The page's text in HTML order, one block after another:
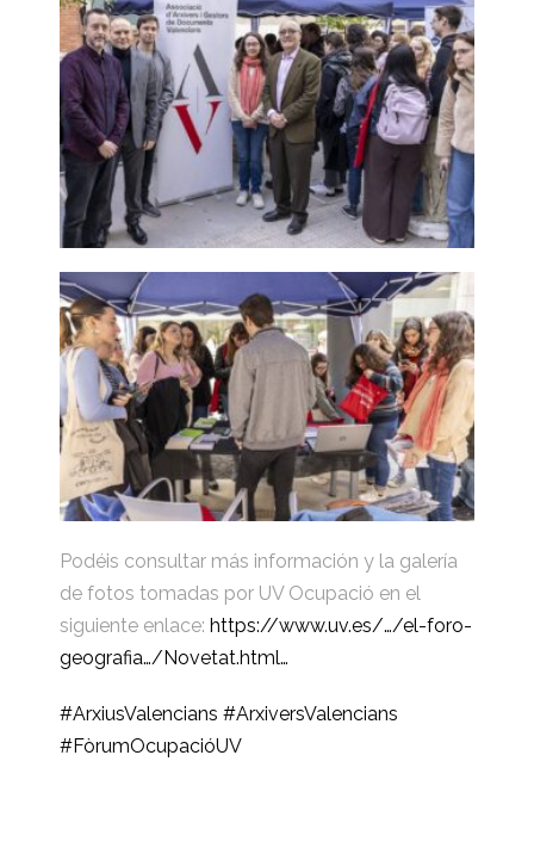
Podéis consultar más información y la galería
de fotos tomadas por UV Ocupació en el
siguiente enlace: https://www.uv.es/…/el-foro-
geografia…/Novetat.html…
#ArxiusValencians #ArxiversValencians
#FòrumOcupacióUV